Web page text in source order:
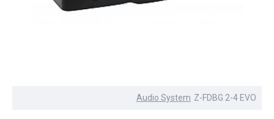
Audio System Z-FDBG 2-4 EVO